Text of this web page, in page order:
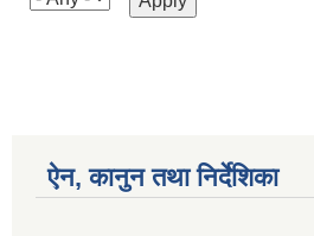
ऐन, कानुन तथा निर्देशिका